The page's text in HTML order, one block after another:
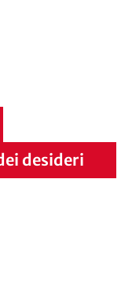
desideri